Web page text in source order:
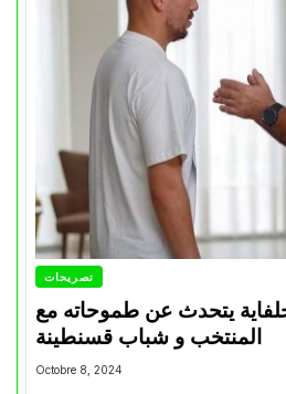
تصريحات
يتحدث عن طموحاته مع
المنتخب و شباب قسنطينة
Octobre 8, 2024